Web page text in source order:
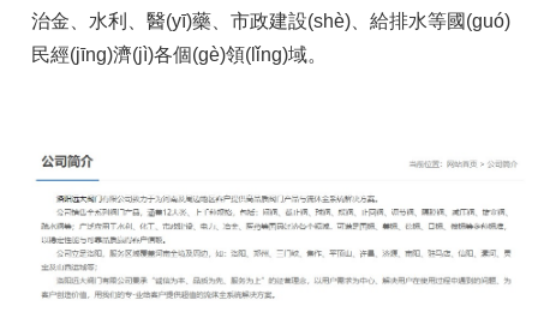
治金、水利、醫(yī)藥、市政建設(shè)、給排水等國(guó)
民經(jīng)濟(jì)各個(gè)領(lǐng)域。